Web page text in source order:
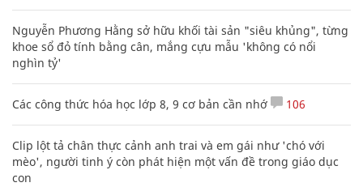
Nguyễn Phương Hằng sở hữu khối tài sản "siêu khủng", từng
khoe sổ đỏ tính bằng cân, mắng cựu mẫu 'không có nổi
nghìn tỷ'
Các công thức hóa học lớp 8, 9 cơ bản cần nhớ 106
Clip lột tả chân thực cảnh anh trai và em gái như 'chó với
mèo', người tinh ý còn phát hiện một vấn đề trong giáo dục
con